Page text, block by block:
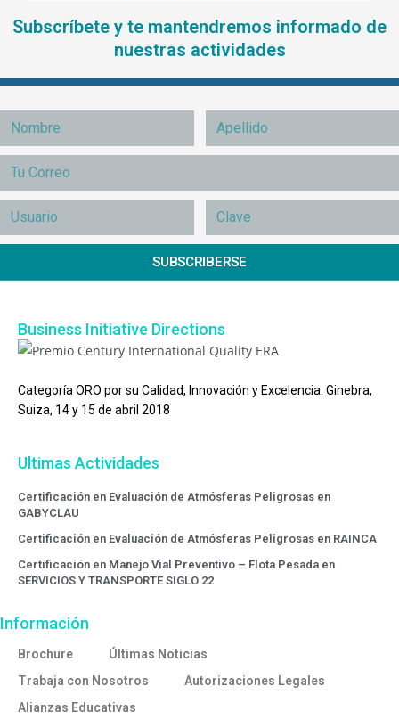
Subscríbete y te mantendremos informado de
nuestras actividades
SUBSCRIBERSE
Business Initiative Directions
Categoría ORO por su Calidad, Innovación y Excelencia. Ginebra,
Suiza, 14 y 15 de abril 2018
Ultimas Actividades
Certificación en Evaluación de Atmósferas Peligrosas en
GABYCLAU
Certificación en Evaluación de Atmósferas Peligrosas en RAINCA
Certificación en Manejo Vial Preventivo – Flota Pesada en
SERVICIOS Y TRANSPORTE SIGLO 22
Información
Brochure
Últimas Noticias
Trabaja con Nosotros
Autorizaciones Legales
Alianzas Educativas